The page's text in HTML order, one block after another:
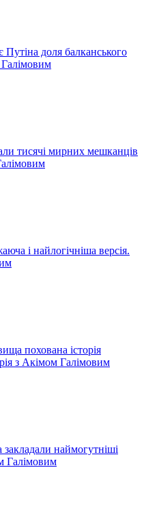
доля балканського
Галімовим
тисячі мирних мешканців
і найлогічніша версія.
похована історія
з Акімом Галімовим
наймогутніші
Галімовим